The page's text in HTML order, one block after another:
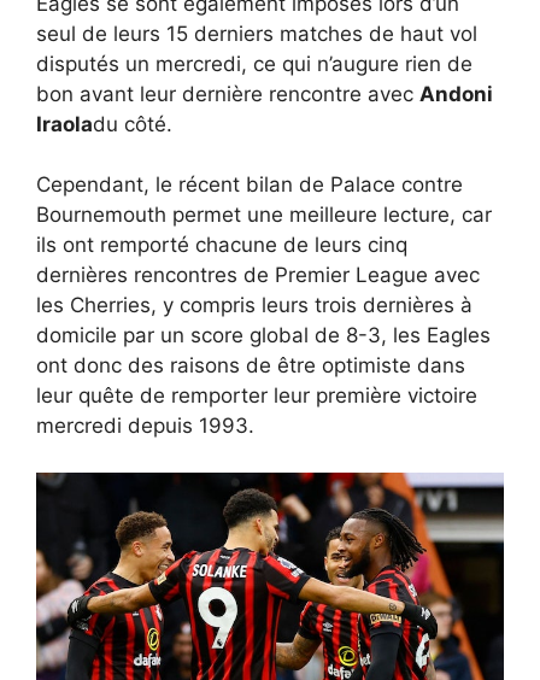
seul de leurs 15 derniers matches de haut vol
disputés un mercredi, ce qui n’augure rien de
bon avant leur dernière rencontre avec Andoni
Iraoladu côté.
Cependant, le récent bilan de Palace contre
Bournemouth permet une meilleure lecture, car
ils ont remporté chacune de leurs cinq
dernières rencontres de Premier League avec
les Cherries, y compris leurs trois dernières à
domicile par un score global de 8-3, les Eagles
ont donc des raisons de être optimiste dans
leur quête de remporter leur première victoire
mercredi depuis 1993.